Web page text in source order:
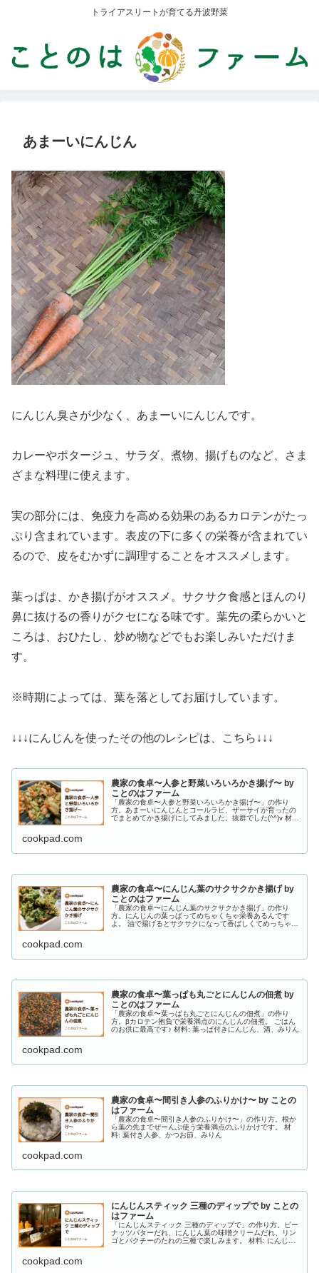
トライアスリートが育てる丹波野菜
あまーいにんじん
にんじん臭さが少なく、あまーいにんじんです。
カレーやポタージュ、サラダ、煮物、揚げものなど、さま
ざまな料理に使えます。
実の部分には、免疫力を高める効果のあるカロテンがたっ
ぷり含まれています。表皮の下に多くの栄養が含まれてい
るので、皮をむかずに調理することをオススメします。
葉っぱは、かき揚げがオススメ。サクサク食感とほんのり
鼻に抜けるの香りがクセになる味です。葉先の柔らかいと
ころは、おひたし、炒め物などでもお楽しみいただけま
す。
※時期によっては、葉を落としてお届けしています。
↓↓↓にんじんを使ったその他のレシピは、こちら↓↓↓
農家の食卓〜人参と野菜いろいろかき揚げ〜 by
ことのはファーム
「農家の食卓〜人参と野菜いろいろかき揚げ〜」の作り
方。あまーいにんじんとコールラビ、ザーサイが育ったの
でまとめてかき揚げにしてみました。抜群でした(^^)v 材
cookpad.com
農家の食卓〜にんじん葉のサクサクかき揚げ by
ことのはファーム
「農家の食卓〜にんじん葉のサクサクかき揚げ」の作り
方。にんじんの葉っぱってめちゃくちゃ栄養あるんです
よ。 油で揚げるとサクサクになって香ばしくてめっちゃ美
cookpad.com
農家の食卓〜葉っぱも丸ごとにんじんの佃煮 by
ことのはファーム
「農家の食卓〜葉っぱも丸ごとにんじんの佃煮」の作り
方。βカロテン抱負で栄養満点のにんじんの佃煮。 ごはん
のお供に最高です♪ 材料: 葉っぱ付きにんじん、酒、みりん
cookpad.com
農家の食卓〜間引き人参のふりかけ〜 by ことの
はファーム
「農家の食卓〜間引き人参のふりかけ〜」の作り方。根か
ら葉の先までぜーんぶ使う栄養満点のふりかけです。 材
料: 葉付き人参、かつお節、みりん
cookpad.com
にんじんスティック 三種のディップで by ことの
はファーム
「にんじんスティック 三種のディップで」の作り方。ピー
ナッツバターだれ、にんじん葉の味噌クリームだれ、リン
ゴとパクチーのたれの三種で楽しみます。 材料: にんじ
cookpad.com